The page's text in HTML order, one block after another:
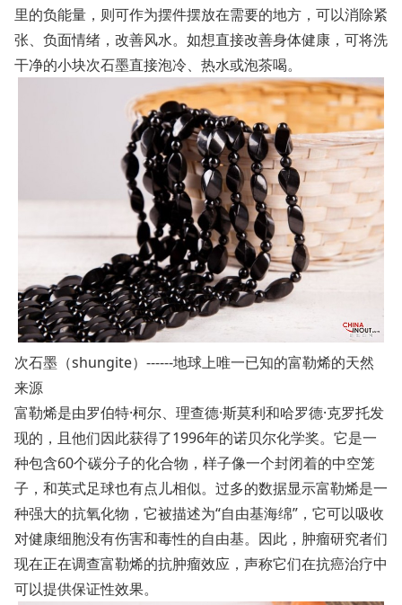
里的负能量，则可作为摆件摆放在需要的地方，可以消除紧
张、负面情绪，改善风水。如想直接改善身体健康，可将洗
干净的小块次石墨直接泡冷、热水或泡茶喝。
次石墨（shungite）------地球上唯一已知的富勒烯的天然
来源
富勒烯是由罗伯特·柯尔、理查德·斯莫利和哈罗德·克罗托发
现的，且他们因此获得了1996年的诺贝尔化学奖。它是一
种包含60个碳分子的化合物，样子像一个封闭着的中空笼
子，和英式足球也有点儿相似。过多的数据显示富勒烯是一
种强大的抗氧化物，它被描述为“自由基海绵”，它可以吸收
对健康细胞没有伤害和毒性的自由基。因此，肿瘤研究者们
现在正在调查富勒烯的抗肿瘤效应，声称它们在抗癌治疗中
可以提供保证性效果。